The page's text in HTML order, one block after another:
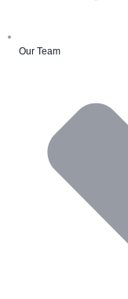
Our Team